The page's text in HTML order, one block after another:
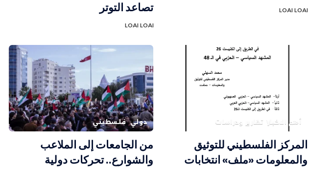
LOAI LOAI
تصاعد التوتر
LOAI LOAI
أهم الاخبار تقارير ودراسات
المركز الفلسطيني للتوثيق
والمعلومات «ملف» انتخابات
دولي فلسطيني
من الجامعات إلى الملاعب
والشوارع.. تحركات دولية